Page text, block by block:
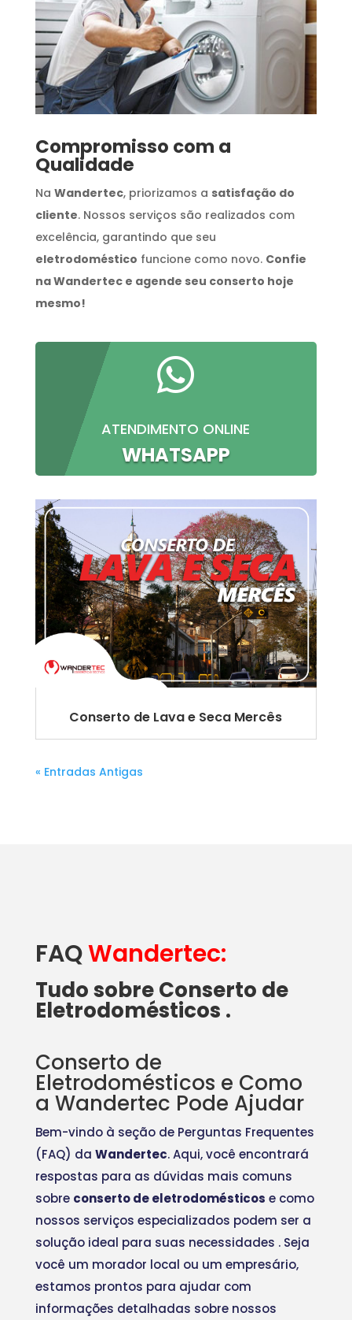
Compromisso com a
Qualidade
Na Wandertec, priorizamos a satisfação do
cliente. Nossos serviços são realizados com
excelência, garantindo que seu
eletrodoméstico funcione como novo. Confie
na Wandertec e agende seu conserto hoje
mesmo!

ATENDIMENTO ONLINE
WHATSAPP
Conserto de Lava e Seca Mercês
« Entradas Antigas
FAQWandertec:
Tudo sobre Conserto de
Eletrodomésticos .
Conserto de
Eletrodomésticos e Como
a Wandertec Pode Ajudar
Bem-vindo à seção de Perguntas Frequentes
(FAQ) da Wandertec. Aqui, você encontrará
respostas para as dúvidas mais comuns
sobre conserto de eletrodomésticos e como
nossos serviços especializados podem ser a
solução ideal para suas necessidades . Seja
você um morador local ou um empresário,
estamos prontos para ajudar com
informações detalhadas sobre nossos